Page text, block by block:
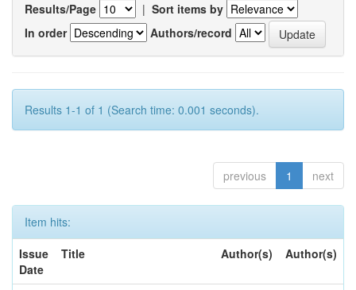
Results/Page | Sort items by
In order
Authors/record
Results 1-1 of 1 (Search time: 0.001 seconds).
previous 1 next
Item hits:
Issue
Date
Title Author(s) Author(s)